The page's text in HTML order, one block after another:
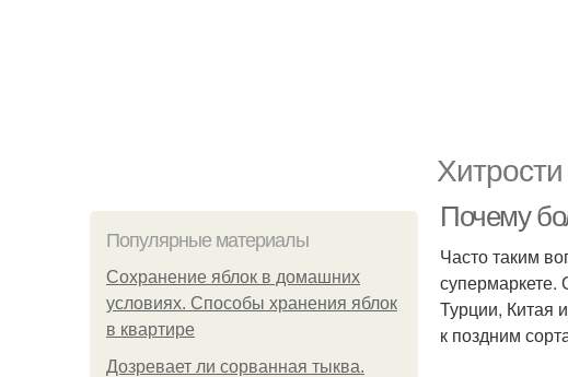
Популярные материалы
Сохранение яблок в домашних
условиях. Способы хранения яблок
в квартире
Дозревает ли сорванная тыква.
Почему
Часто таким
Турции, Китая
к поздним